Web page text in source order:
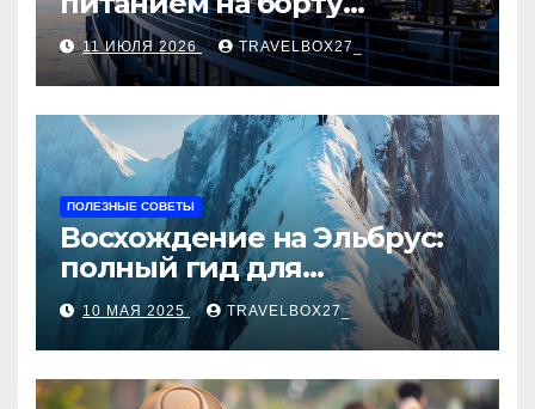
теплохода
11 ИЮЛЯ 2026 TRAVELBOX27_
ПОЛЕЗНЫЕ СОВЕТЫ
Восхождение на Эльбрус:
полный гид для
покорителя высочайшей
вершины Европы
10 МАЯ 2025 TRAVELBOX27_